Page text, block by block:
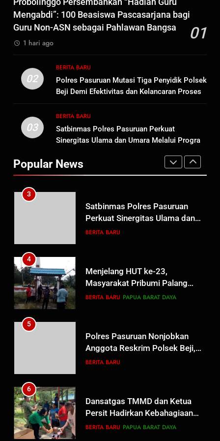
Mengabdi”: 100 Beasiswa Pascasarjana bagi
Guru Non-ASN sebagai Pahlawan Bangsa
01
1 hari ago
02
BERITA BARU
Polres Pasuruan Mutasi Tiga Penyidik Polsek
Beji Demi Efektivitas dan Kelancaran Proses
Penyidikan
03
BERITA BARU
Satbinmas Polres Pasuruan Perkuat
Sinergitas Ulama dan Umara Melalui Program
Popular News
Polres Pasuruan Beri Klarifikasi
Meninggalnya Korban Diduga
Tersangka Judol, Komitmen
Sambut HUT ke-81
Kemerdekaan RI, IAD
“Hadiah Guru Mengabdi”: 100
Beasiswa Pascasarjana bagi
Guru Non-ASN sebagai
BERITA BARU
2
Polres Pasuruan Mutasi Tiga
Penyidik Polsek Beji Demi
Efektivitas dan Kelancaran
Proses Penyidikan
3
Satbinmas Polres Pasuruan
Perkuat Sinergitas Ulama dan
Umara Melalui Program Rabu
BERITA BARU
4
Menjelang HUT ke-23,
Masyarakat Pribumi Palang
Tugu Sejarah Trikora
BERITA BARU PAPUA BARAT DAYA
5
Polres Pasuruan Nonjobkan
Anggota Reskrim Polsek Beji,
Wujud Komitmen Transparansi
BERITA BARU
6
Dansatgas TMMD dan Ketua
Persit Hadirkan Kebahagiaan
bagi Mama-Mama dan Anak-
BERITA BARU PAPUA BARAT DAYA